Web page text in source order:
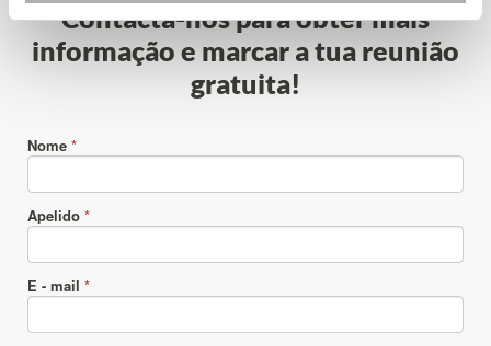
Contacta-nos para obter mais
informação e marcar a tua reunião
gratuita!